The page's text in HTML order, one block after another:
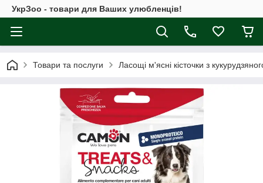
УкрЗоо - товари для Ваших улюбленців!
Товари та послуги Ласощі м'ясні кісточки з